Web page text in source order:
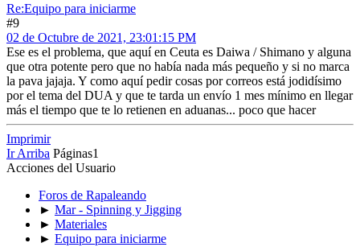
Re:Equipo para iniciarme
#9
02 de Octubre de 2021, 23:01:15 PM
Ese es el problema, que aquí en Ceuta es Daiwa / Shimano y alguna
que otra potente pero que no había nada más pequeño y si no marca
la pava jajaja. Y como aquí pedir cosas por correos está jodidísimo
por el tema del DUA y que te tarda un envío 1 mes mínimo en llegar
más el tiempo que te lo retienen en aduanas... poco que hacer
Imprimir
Ir Arriba Páginas1
Acciones del Usuario
Foros de Rapaleando
► Mar - Spinning y Jigging
► Materiales
► Equipo para iniciarme